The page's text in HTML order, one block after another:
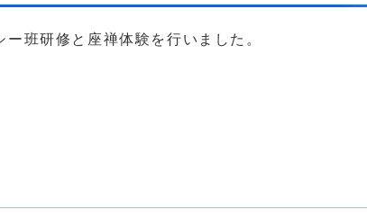
班研修と座禅体験を行いました。